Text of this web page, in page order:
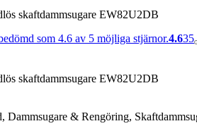
skaftdammsugare EW82U2DB
som 4.6 av 5 möjliga stjärnor.4.635
skaftdammsugare EW82U2DB
Dammsugare & Rengöring,